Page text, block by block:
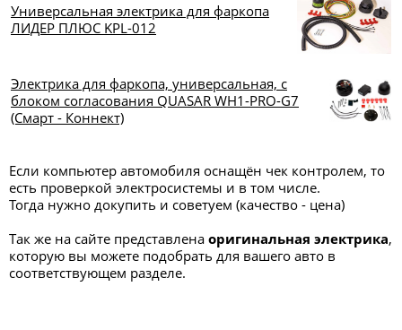
Универсальная электрика для фаркопа
ЛИДЕР ПЛЮС KPL-012
Электрика для фаркопа, универсальная, с
блоком согласования QUASAR WH1-PRO-G7
(Смарт - Коннект)
Если компьютер автомобиля оснащён чек контролем, то
есть проверкой электросистемы и в том числе.
Тогда нужно докупить и советуем (качество - цена)
Так же на сайте представлена оригинальная электрика,
которую вы можете подобрать для вашего авто в
соответствующем разделе.